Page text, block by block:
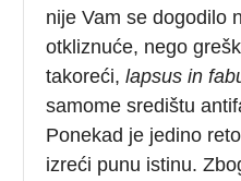
nije Vam se dogodilo
otkliznuće, nego
takoreći,lapsus in
samome središtu
Ponekad je jedino
izreći punu istinu.